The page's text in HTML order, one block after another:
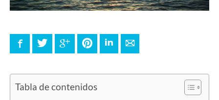
FacebookTwitter Google+ PinterestLinkedInE-mail
Tabla de contenidos